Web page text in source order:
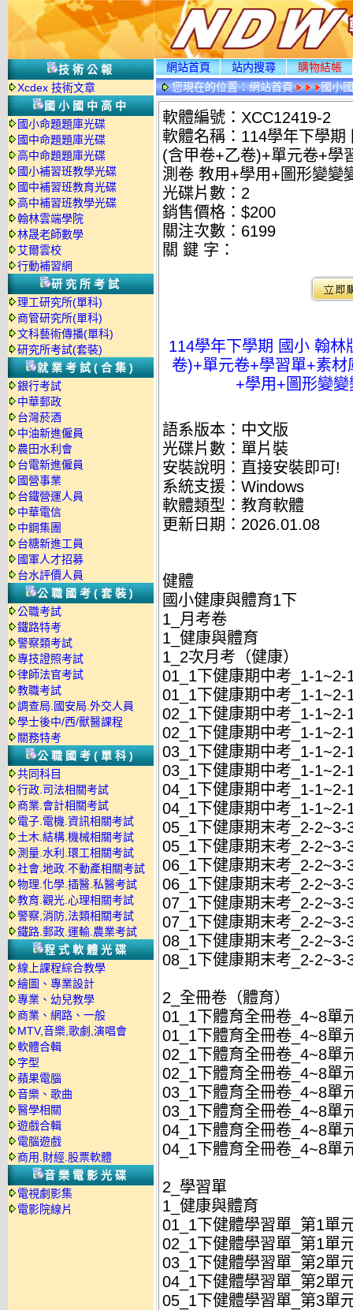
技術公報
Xcdex 技術文章
國小國中高中
國小命題題庫光碟
國中命題題庫光碟
高中命題題庫光碟
國小補習班教學光碟
國中補習班教育光碟
高中補習班教學光碟
翰林雲端學院
林晟老師數學
艾爾雲校
行動補習網
研究所考試
理工研究所(單科)
商管研究所(單科)
文科藝術傳播(單科)
研究所考試(套裝)
就業考試(合集)
銀行考試
中華郵政
台灣菸酒
中油新進僱員
農田水利會
台電新進僱員
國營事業
台鐵營運人員
中華電信
中鋼集團
台糖新進工員
國軍人才招募
台水評價人員
公職國考(套裝)
公職考試
鐵路特考
警察類考試
專技證照考試
律師法官考試
教職考試
調查局.國安局.外交人員
學士後中/西/獸醫課程
關務特考
公職國考(單科)
共同科目
行政.司法相關考試
商業.會計相關考試
電子.電機.資訊相關考試
土木.結構.機械相關考試
測量.水利.環工相關考試
社會.地政.不動產相關考試
物理.化學.插醫.私醫考試
教育.觀光.心理相關考試
警察,消防,法類相關考試
鐵路.郵政.運輸.農業考試
程式軟體光碟
線上課程綜合教學
繪圖、專業設計
專業、幼兒教學
商業、網路、一般
MTV,音樂,歌劇,演唱會
軟體合輯
字型
蘋果電腦
音樂、歌曲
醫學相關
遊戲合輯
電腦遊戲
商用.財經.股票軟體
音樂電影光碟
電視劇影集
電影院線片
網站首頁 站内搜尋
購物結帳
您現在的位置：網站首頁 國小
軟體編號：XCC12419-2
軟體名稱：114學年下學
(含甲卷+乙卷)+單元卷+學
測卷 教用+學用+圖形變變
光碟片數：2
銷售價格：$200
關注次數： 6199
關 鍵 字：
114學年下學期 國小 翰
卷)+單元卷+學習單+素
+學用+圖形變
語系版本：中文版
光碟片數：單片裝
安裝說明：直接安裝即可!
系統支援：Windows
軟體類型：教育軟體
更新日期：2026.01.08
健體
國小健康與體育1下
1_月考卷
1_健康與體育
1_2次月考（健康）
01_1下健康期中考_1-
01_1下健康期中考_1-
02_1下健康期中考_1-
02_1下健康期中考_1-
03_1下健康期中考_1-
03_1下健康期中考_1-
04_1下健康期中考_1-
04_1下健康期中考_1-
05_1下健康期末考_2-
05_1下健康期末考_2-
06_1下健康期末考_2-
06_1下健康期末考_2-
07_1下健康期末考_2-
07_1下健康期末考_2-
08_1下健康期末考_2-
08_1下健康期末考_2-
2_全冊卷（體育）
01_1下體育全冊卷_4~8單
01_1下體育全冊卷_4~8單
02_1下體育全冊卷_4~8單
02_1下體育全冊卷_4~8單
03_1下體育全冊卷_4~8單
03_1下體育全冊卷_4~8單
04_1下體育全冊卷_4~8單
04_1下體育全冊卷_4~8單
2_學習單
1_健康與體育
01_1下健體學習單_第1單
02_1下健體學習單_第1單
03_1下健體學習單_第2單
04_1下健體學習單_第2單
05_1下健體學習單_第3單